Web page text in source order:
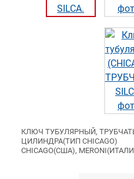
КЛЮЧ ТУБУЛЯРНЫЙ,
ЦИЛИНДРА(ТИП CHICAGO)
CHICAGO(США),